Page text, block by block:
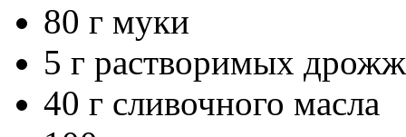
80 г муки
5 г растворимых
40 г сливочного масла